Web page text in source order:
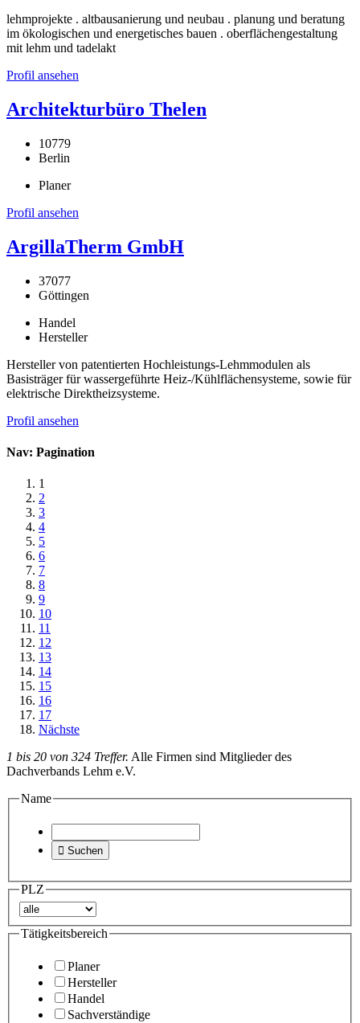
lehmprojekte . altbausanierung und neubau . planung und beratung
im ökologischen und energetisches bauen . oberflächengestaltung
mit lehm und tadelakt
Profil ansehen
Architekturbüro Thelen
10779
Berlin
Planer
Profil ansehen
ArgillaTherm GmbH
37077
Göttingen
Handel
Hersteller
Hersteller von patentierten Hochleistungs-Lehmmodulen als
Basisträger für wassergeführte Heiz-/Kühlflächensysteme, sowie für
elektrische Direktheizsysteme.
Profil ansehen
Nav: Pagination
1
2
3
4
5
6
7
8
9
10
11
12
13
14
15
16
17
Nächste
1 bis 20 von 324 Treffer. Alle Firmen sind Mitglieder des
Dachverbands Lehm e.V.
Name
 Suchen
PLZ
Tätigkeitsbereich
Planer
Hersteller
Handel
Sachverständige